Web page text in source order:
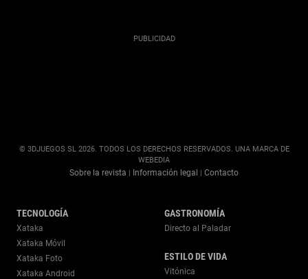
© 3DJUEGOS SL 2026. TODOS LOS DERECHOS RESERVADOS. UNA MARCA DE
WEBEDIA
Sobre la revista | Información legal | Contacto
TECNOLOGÍA
Xataka
Xataka Móvil
Xataka Foto
Xataka Android
GASTRONOMÍA
Directo al Paladar
ESTILO DE VIDA
Vitónica